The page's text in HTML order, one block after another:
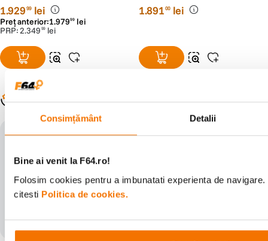
Consimțământ Detalii
Bine ai venit la F64.ro!
Folosim cookies pentru a imbunatati experienta de
citesti Politica de cookies.
1.92999 lei
Preț anterior:1.97999 lei
PRP:2.349 99 lei
1.89100 lei
Populare în aceeași categorie